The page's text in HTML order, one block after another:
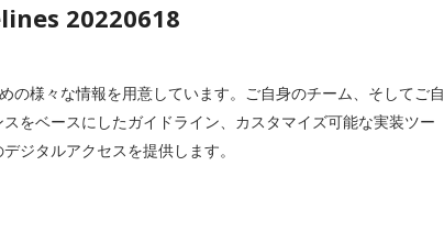
20220618
の様々な情報を用意しています。ご自身のチーム、そしてご自
をベースにしたガイドライン、カスタマイズ可能な実装ツー
ジタルアクセスを提供します。